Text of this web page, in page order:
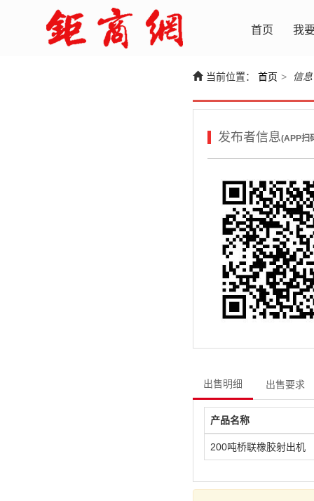
首页 我
当前位置： 首页 > 信
发布者信息(APP扫
出售明细 出售要求
产品名称
200吨桥联橡胶射出机